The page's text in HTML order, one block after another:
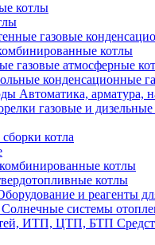
котлы
газовые
котлы
газовые атмосферные
конденсационные
Автоматика, арматура,
газовые и
котла
котлы
котлы
и реагенты
Солнечные системы